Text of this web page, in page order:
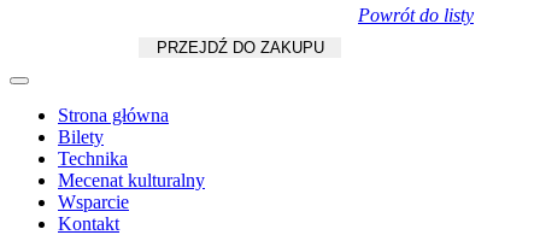
PRZEJDŹ DO ZAKUPU
Strona główna
Bilety
Technika
Mecenat kulturalny
Wsparcie
Kontakt
Powrót do listy